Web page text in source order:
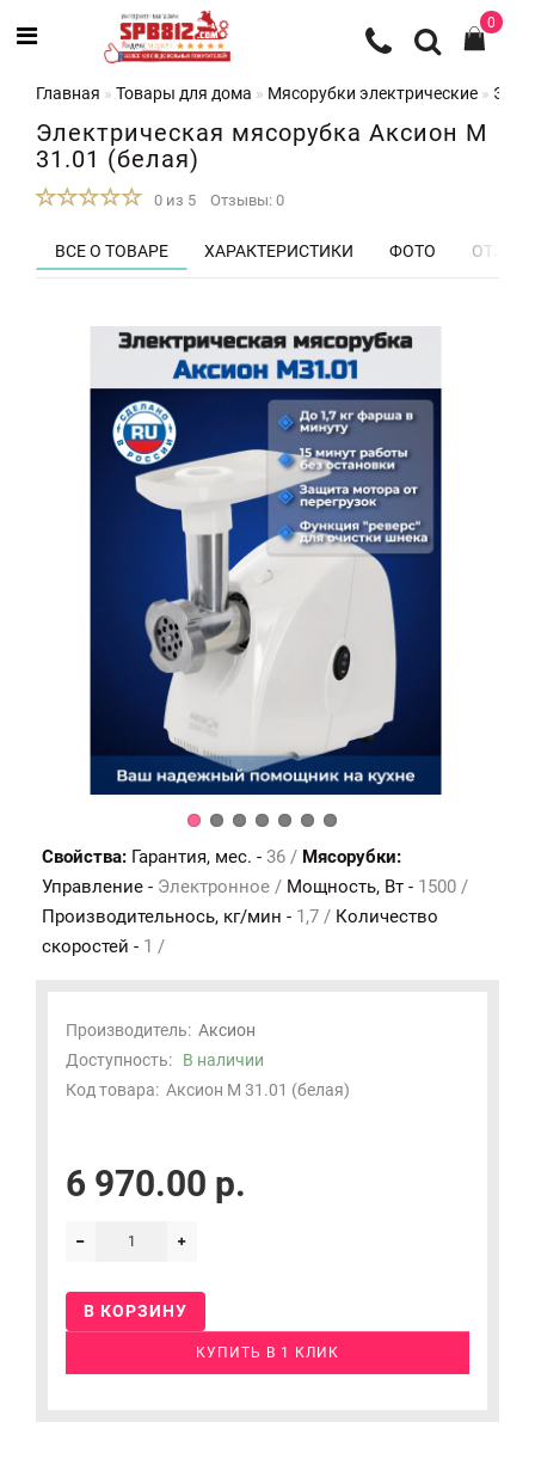
0
Главная Товары для дома Мясорубки электрические
Электрическая мясорубка Аксион М
31.01 (белая)
0 из 5 Отзывы: 0
ВСЕ О ТОВАРЕ ХАРАКТЕРИСТИКИ ФОТО
Свойства: Гарантия, мес. - 36 / Мясорубки:
Управление - Электронное / Мощность, Вт - 1500 /
Производительнось, кг/мин - 1,7 / Количество
скоростей - 1 /
Производитель: Аксион
Доступность: В наличии
Код товара: Аксион М 31.01 (белая)
6 970.00 р.
В КОРЗИНУ
КУПИТЬ В 1 КЛИК